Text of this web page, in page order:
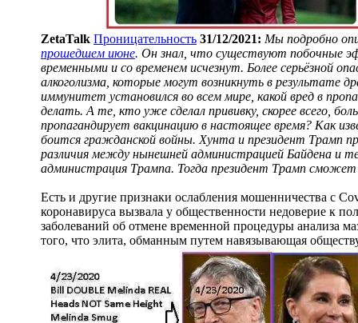
ZetaTalk Проницательность 31/12/2021: Мы подробно
прошедшем июне. Он знал, что существуют побочные
временными и со временем исчезнут. Более серьёзной
алкоголизма, которые могут возникнуть в результате
иммунитет установился во всем мире, какой вред в
делать. А те, кто уже сделал прививку, скорее всего,
пропагандирует вакцинацию в настоящее время? Как
боится гражданской войны. Хунта и президент Трамп
различия между нынешней администрацией Байдена и
администрация Трампа. Тогда президент Трамп сможет
Есть и другие признаки ослабления мошенничества с
коронавируса вызвала у общественности недоверие к
заболеваний об отмене временной процедуры анализа
того, что элита, обманным путем навязывающая